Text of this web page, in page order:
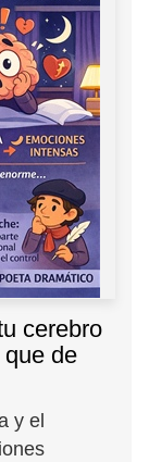
cerebro
de
y el